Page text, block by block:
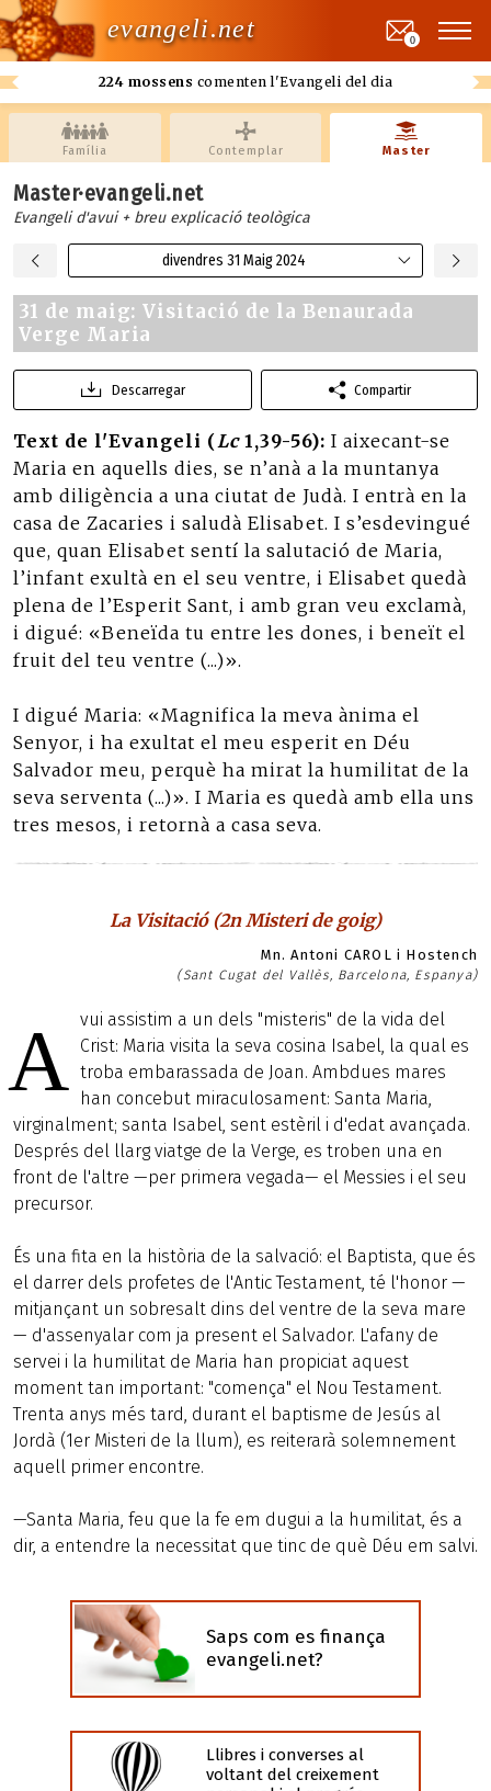
evangeli.net
224 mossens comenten l'Evangeli del dia
0
Família Contemplar Master
Master·evangeli.net
Evangeli d'avui + breu explicació teològica
divendres 31 Maig 2024
31 de maig: Visitació de la Benaurada
Verge Maria
Descarregar Compartir
Text de l'Evangeli (Lc1,39-56): I aixecant-se
Maria en aquells dies, se n’anà a la muntanya
amb diligència a una ciutat de Judà. I entrà en la
casa de Zacaries i saludà Elisabet. I s’esdevingué
que, quan Elisabet sentí la salutació de Maria,
l’infant exultà en el seu ventre, i Elisabet quedà
plena de l’Esperit Sant, i amb gran veu exclamà,
i digué: «Beneïda tu entre les dones, i beneït el
fruit del teu ventre (...)».
I digué Maria: «Magnifica la meva ànima el
Senyor, i ha exultat el meu esperit en Déu
Salvador meu, perquè ha mirat la humilitat de la
seva serventa (...)». I Maria es quedà amb ella uns
tres mesos, i retornà a casa seva.
La Visitació (2n Misteri de goig)
Mn. Antoni CAROL i Hostench
(Sant Cugat del Vallès, Barcelona, Espanya)
A vui assistim a un dels "misteris" de la vida del
Crist: Maria visita la seva cosina Isabel, la qual es
troba embarassada de Joan. Ambdues mares
han concebut miraculosament: Santa Maria,
virginalment; santa Isabel, sent estèril i d'edat avançada.
Després del llarg viatge de la Verge, es troben una en
front de l'altre —per primera vegada— el Messies i el seu
precursor.
És una fita en la història de la salvació: el Baptista, que és
el darrer dels profetes de l'Antic Testament, té l'honor —
mitjançant un sobresalt dins del ventre de la seva mare
— d'assenyalar com ja present el Salvador. L'afany de
servei i la humilitat de Maria han propiciat aquest
moment tan important: "comença" el Nou Testament.
Trenta anys més tard, durant el baptisme de Jesús al
Jordà (1er Misteri de la llum), es reiterarà solemnement
aquell primer encontre.
—Santa Maria, feu que la fe em dugui a la humilitat, és a
dir, a entendre la necessitat que tinc de què Déu em salvi.
Saps com es finança
evangeli.net?
Llibres i converses al
voltant del creixement